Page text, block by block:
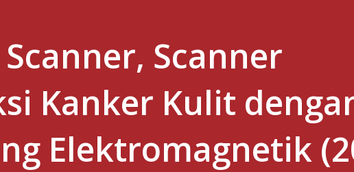
Scanner
Kanker Kulit
Elektromagnetik